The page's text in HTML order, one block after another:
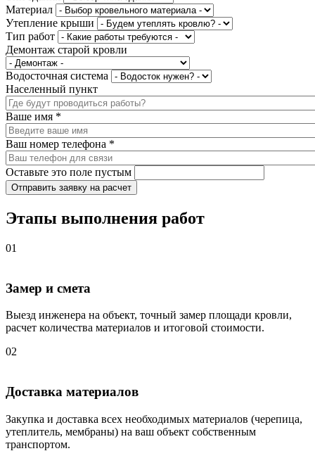
Материал
Утепление крыши
Тип работ
Демонтаж старой кровли
Водосточная система
Населенный пункт
Ваше имя *
Ваш номер телефона *
Оставьте это поле пустым
Отправить заявку на расчет
Этапы выполнения работ
01
Замер и смета
Выезд инженера на объект, точный замер площади кровли,
расчет количества материалов и итоговой стоимости.
02
Доставка материалов
Закупка и доставка всех необходимых материалов (черепица,
утеплитель, мембраны) на ваш объект собственным
транспортом.